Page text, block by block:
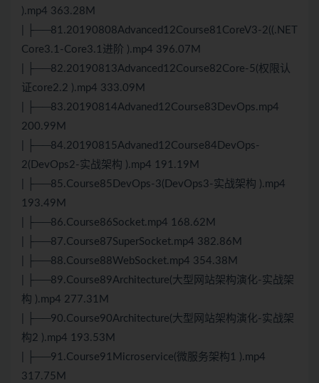
).mp4 363.28M
| ├──81.20190808Advanced12Course81CoreV3-2((.NET
Core3.1-Core3.1进阶 ).mp4 396.07M
| ├──82.20190813Advanced12Course82Core-5(权限认
证core2.2 ).mp4 333.09M
| ├──83.20190814Advaned12Course83DevOps.mp4
200.99M
| ├──84.20190815Advaned12Course84DevOps-
2(DevOps2-实战架构 ).mp4 191.19M
| ├──85.Course85DevOps-3(DevOps3-实战架构 ).mp4
193.49M
| ├──86.Course86Socket.mp4 168.62M
| ├──87.Course87SuperSocket.mp4 382.86M
| ├──88.Course88WebSocket.mp4 354.38M
| ├──89.Course89Architecture(大型网站架构演化-实战架
构 ).mp4 277.31M
| ├──90.Course90Architecture(大型网站架构演化-实战架
构2 ).mp4 193.53M
| ├──91.Course91Microservice(微服务架构1 ).mp4
317.75M